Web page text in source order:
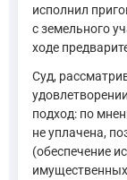
исполнил
с земельного
ходе
Суд,
подход: по
не уплачена,
(обеспечение